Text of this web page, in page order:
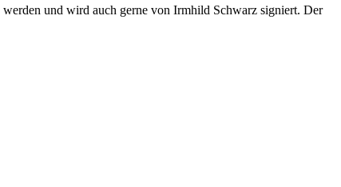
und wird auch gerne von Irmhild Schwarz signiert. Der